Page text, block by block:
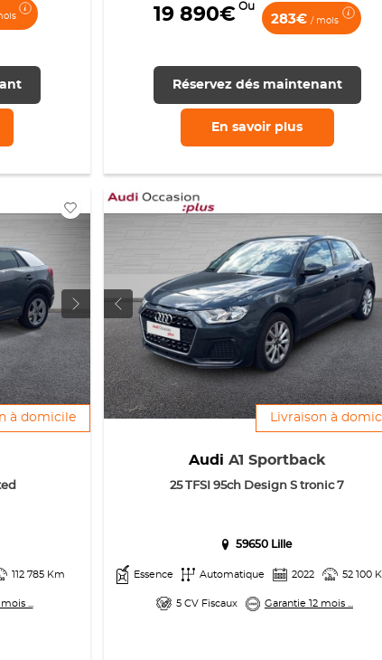
19 890€ Ou
283€/ mois
Réservez dés maintenant
En savoir plus
à domicile
112 785 Km
...
Livraison à
Audi A1 Sportback
25 TFSI 95ch Design S tronic 7
59650 Lille
Essence Automatique 2022 52 100
5 CV Fiscaux Garantie 12 mois ...